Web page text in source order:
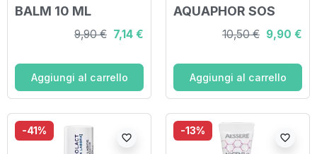
BALM 10 ML
9,90 € 7,14 €
Aggiungi al carrello
AQUAPHOR SOS
RIPARATORE
LABBRA 10 ML
10,50 € 9,90 €
Aggiungi al carrello
-41%
favorite_border
-13%
favorite_border